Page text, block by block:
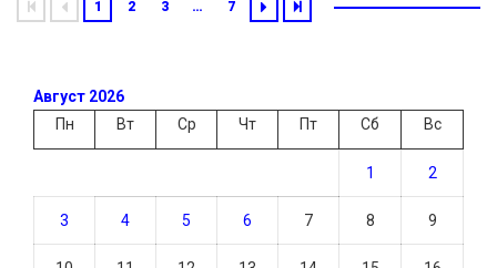
1 2 3 … 7
Август 2026
Пн
Вт Ср Чт Пт Сб Вс
1 2
3 4 5 6 7 8 9